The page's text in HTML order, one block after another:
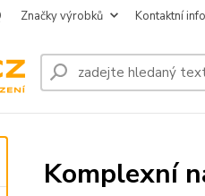
Značky výrobků Kontaktní
Komplexní